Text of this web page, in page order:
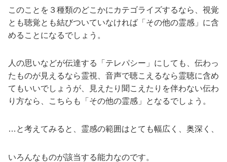
このことを３種類のどこかにカテゴライズするなら、視覚
とも聴覚とも結びついていなければ「その他の霊感」に含
めることになるでしょう。
人の思いなどが伝達する「テレパシー」にしても、伝わっ
たものが見えるなら霊視、音声で聴こえるなら霊聴に含め
てもいいでしょうが、見えたり聞こえたりを伴わない伝わ
り方なら、こちらも「その他の霊感」となるでしょう。
…と考えてみると、霊感の範囲はとても幅広く、奥深く、
いろんなものが該当する能力なのです。